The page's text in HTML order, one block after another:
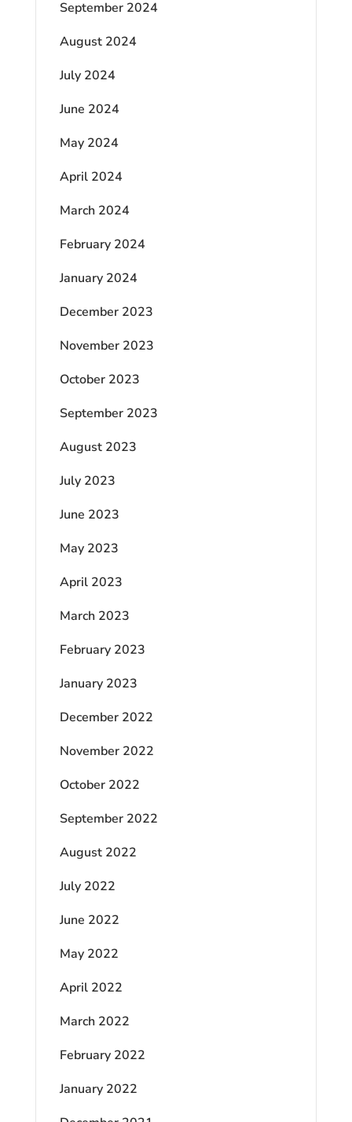
September 2024
August 2024
July 2024
June 2024
May 2024
April 2024
March 2024
February 2024
January 2024
December 2023
November 2023
October 2023
September 2023
August 2023
July 2023
June 2023
May 2023
April 2023
March 2023
February 2023
January 2023
December 2022
November 2022
October 2022
September 2022
August 2022
July 2022
June 2022
May 2022
April 2022
March 2022
February 2022
January 2022